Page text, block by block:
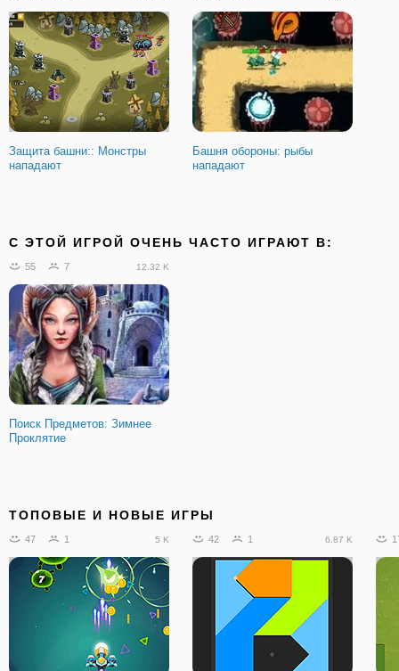
Защита башни:: Монстры
нападают
Башня обороны: рыбы
нападают
C ЭТОЙ ИГРОЙ ОЧЕНЬ ЧАСТО ИГРАЮТ В:
55 7 12.32 K
Поиск Предметов: Зимнее
Проклятие
ТОПОВЫЕ И НОВЫЕ ИГРЫ
47 1 5 K 42 1 6.87 K